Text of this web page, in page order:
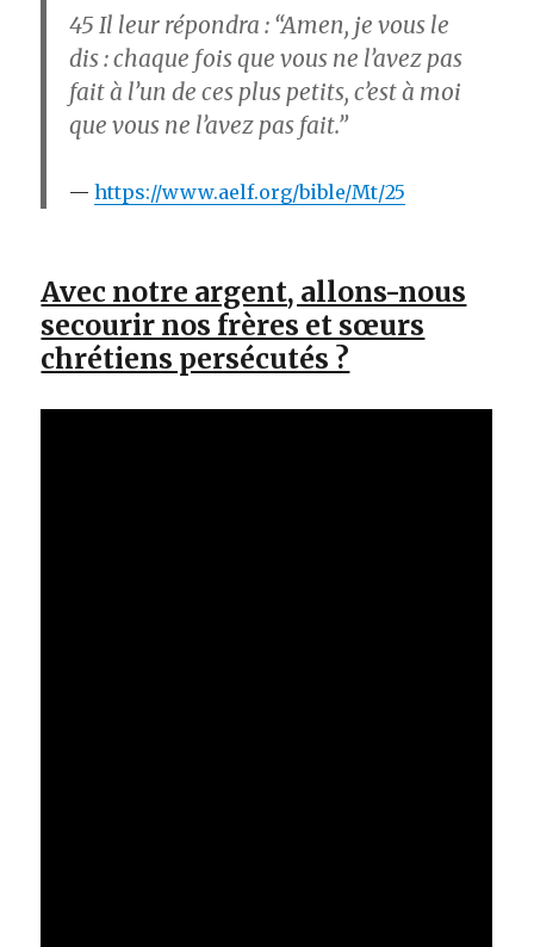
45 Il leur répondra : “Amen, je vous le
dis : chaque fois que vous ne l’avez pas
fait à l’un de ces plus petits, c’est à moi
que vous ne l’avez pas fait.”
https://www.aelf.org/bible/Mt/25
Avec notre argent, allons-nous
secourir nos frères et sœurs
chrétiens persécutés ?